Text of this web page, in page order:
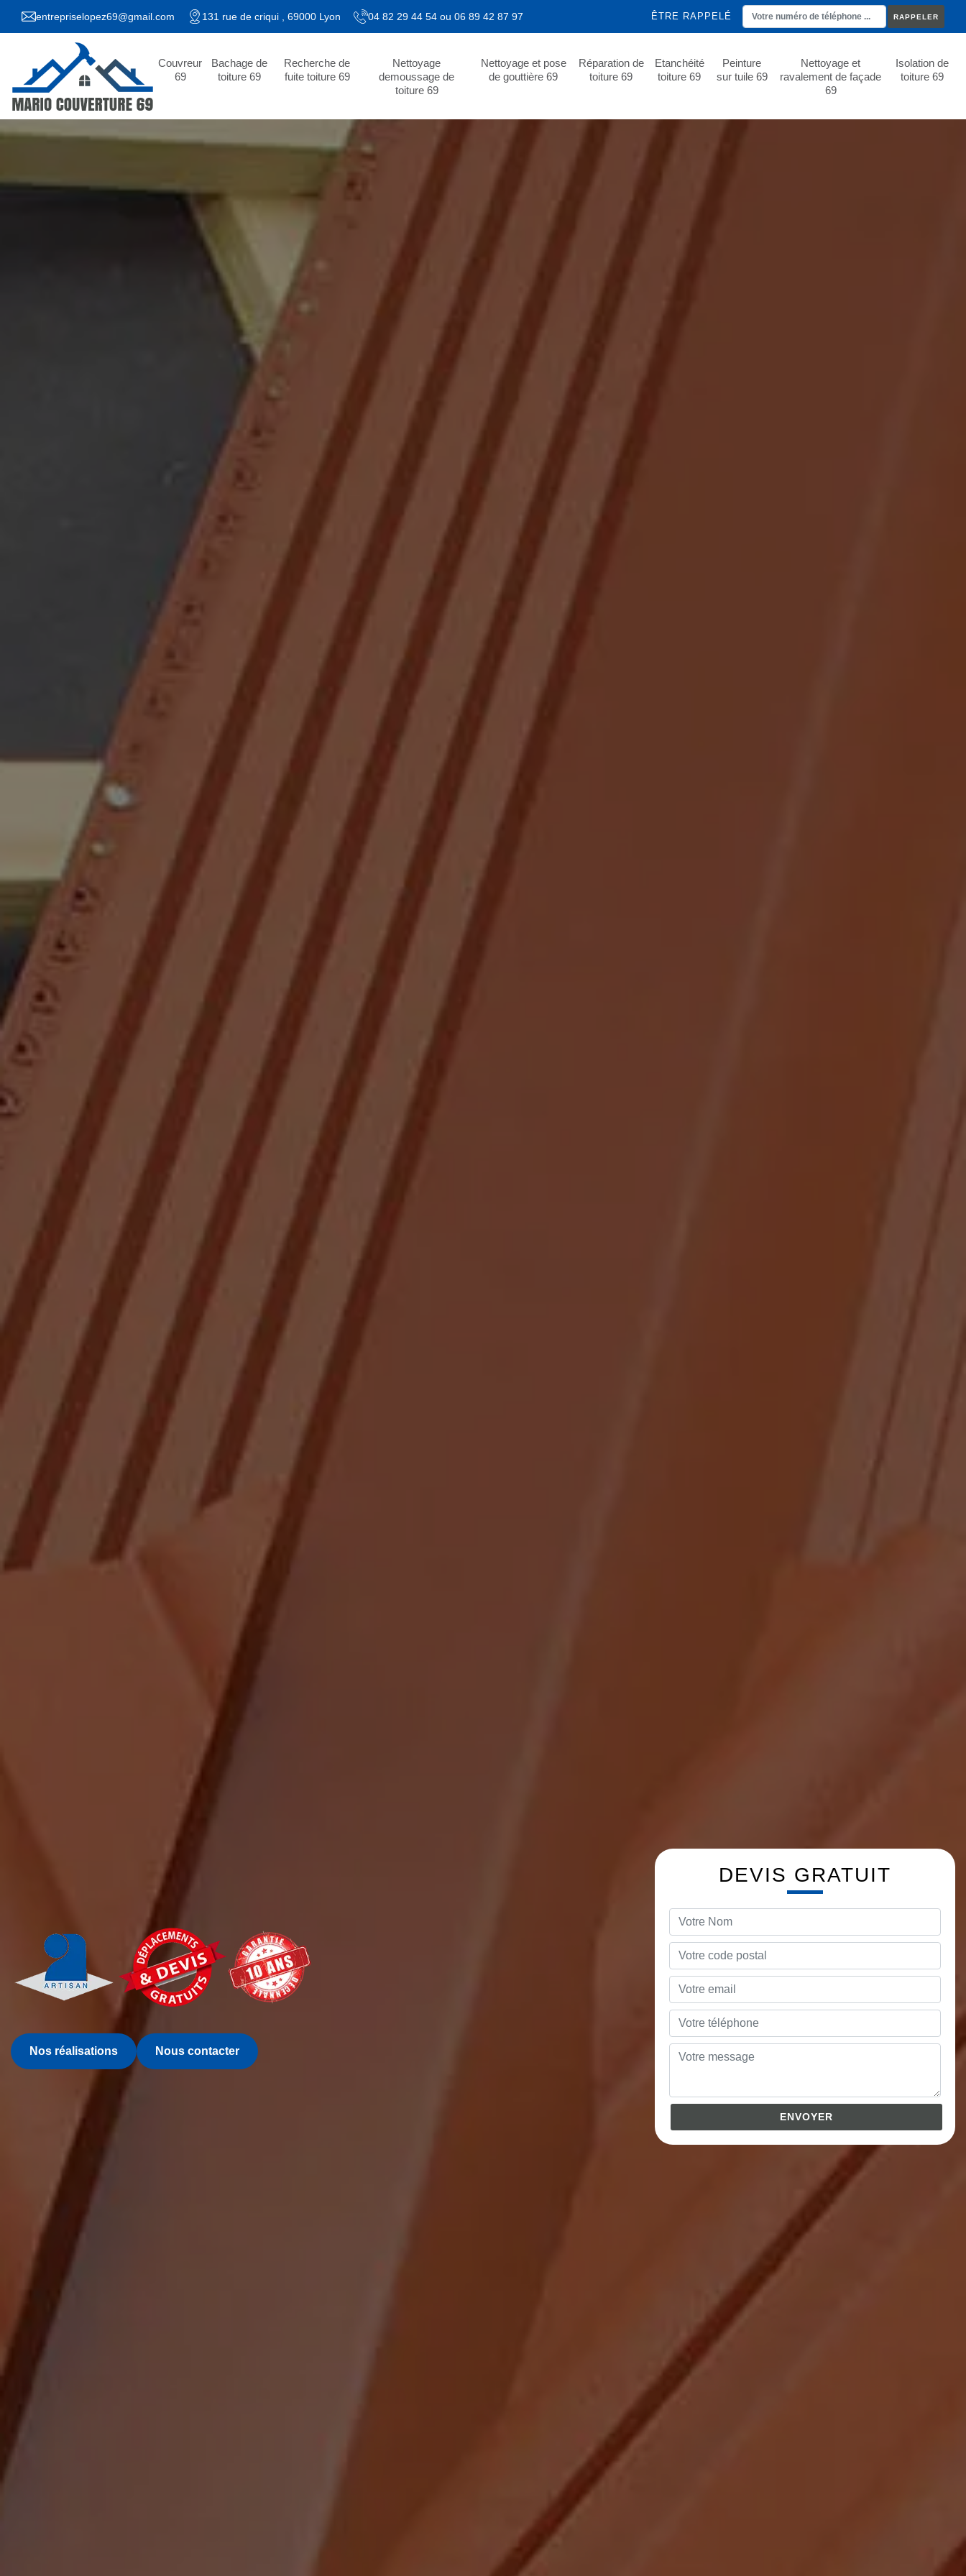
entrepriselopez69@gmail.com 131 rue de criqui , 69000 Lyon 04 82 29 44 54 ou 06 89 42 87 97 ÊTRE RAPPELÉ
Couvreur
69
Bachage de
toiture 69
Recherche de
fuite toiture 69
Nettoyage
demoussage de
toiture 69
Nettoyage et pose
de gouttière 69
Réparation de
toiture 69
Etanchéité
toiture 69
Peinture
sur tuile 69
Nettoyage et
ravalement de façade
69
Isolation de
toiture 69
Nos réalisations Nous contacter
DEVIS GRATUIT